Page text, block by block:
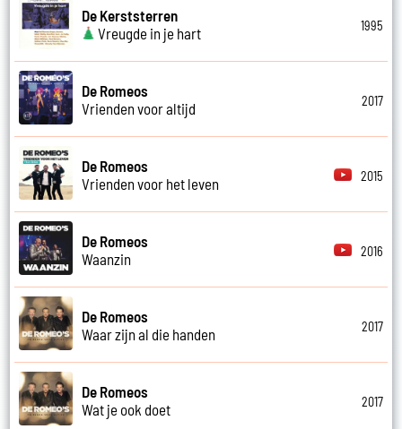
De Kerststerren
Vreugde in je hart
1995
De Romeos
Vrienden voor altijd
2017
De Romeos
Vrienden voor het leven
2015
De Romeos
Waanzin
2016
De Romeos
Waar zijn al die handen
2017
De Romeos
Wat je ook doet
2017